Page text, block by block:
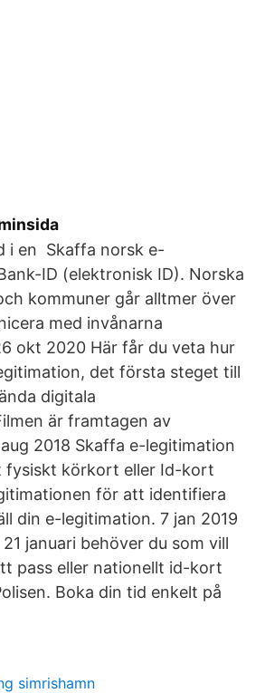
i en Skaffa norsk e-
ID (elektronisk ID). Norska
kommuner går alltmer över
med invånarna
okt 2020 Här får du veta hur
det första steget till
digitala
är framtagen av
2018 Skaffa e-legitimation
fysiskt körkort eller Id-kort
för att identifiera
din e-legitimation. 7 jan 2019
januari behöver du som vill
pass eller nationellt id-kort
Boka din tid enkelt på
simrishamn